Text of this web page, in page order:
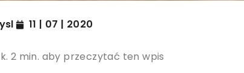
11 | 07 | 2020
2 min. aby przeczytać ten wpis